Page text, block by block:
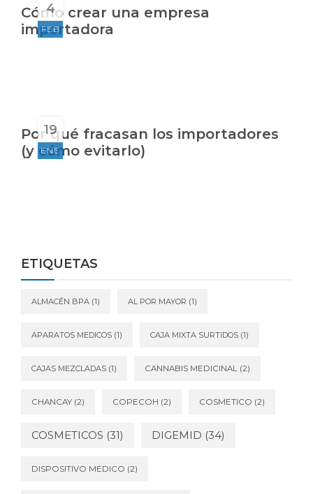
4
FEB
Cómo crear una empresa
importadora
19
ENE
Por qué fracasan los importadores
(y cómo evitarlo)
ETIQUETAS
ALMACÉN BPA (1) AL POR MAYOR (1)
APARATOS MEDICOS (1) CAJA MIXTA SURTIDOS (1)
CAJAS MEZCLADAS (1) CANNABIS MEDICINAL (2)
CHANCAY (2) COPECOH (2) COSMETICO (2)
COSMETICOS (31) DIGEMID (34)
DISPOSITIVO MEDICO (2)